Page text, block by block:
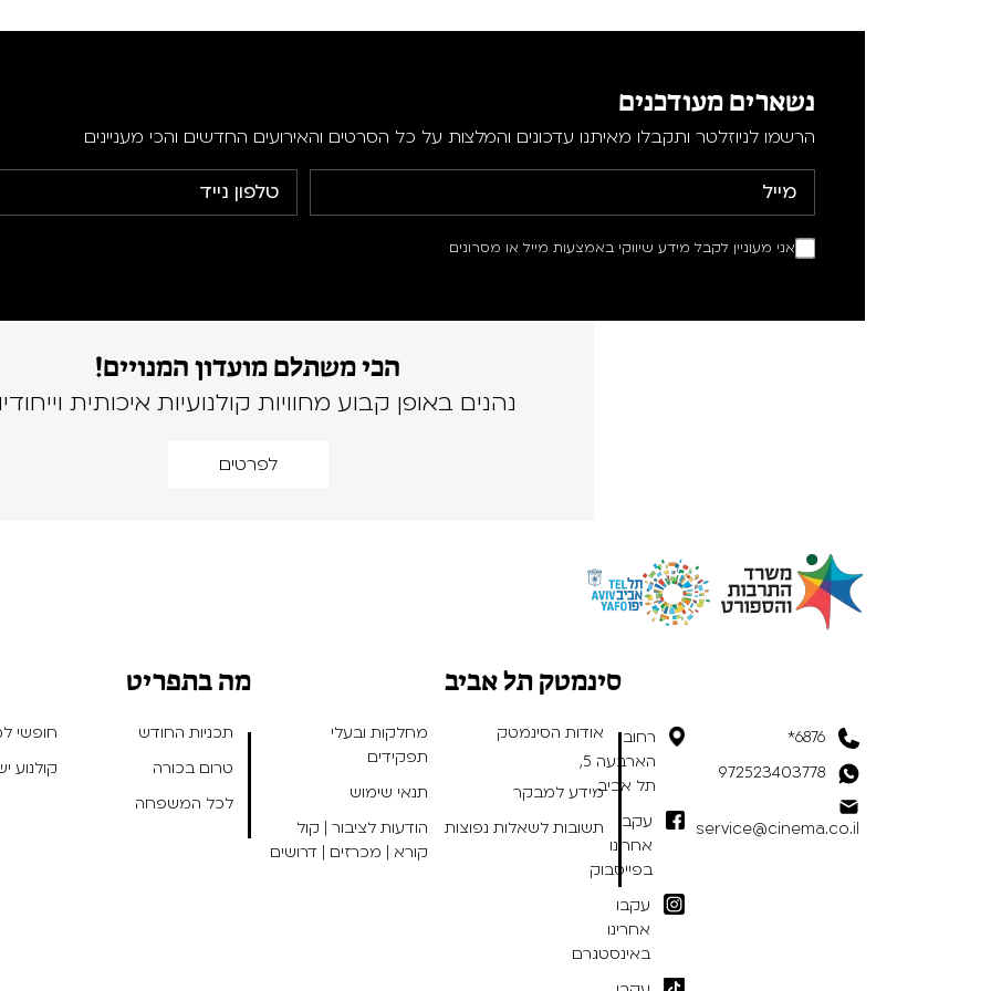
נשארים מעודכנים
הרשמו לניוזלטר ותקבלו מאיתנו עדכונים והמלצות על כל הסרטים והאירועים החדשים והכי מעניינים
אני מעוניין לקבל מידע שיווקי באמצעות מייל או מסרונים
הכי משתלם מועדון המנויים!
נהנים באופן קבוע מחוויות קולנועיות איכותית
לפרטים
6876*
972523403778
service@cinema.co.il
רחוב
הארבעה 5,
תל אביב
עקבו
אחרינו
בפייסבוק
עקבו
אחרינו
באינסטגרם
סינמטק תל אביב
אודות הסינמטק
מחלקות ובעלי
תפקידים
מידע למבקר
תנאי שימוש
תשובות לשאלות נפוצות
הודעות לציבור | קול
קורא | מכרזים | דרושים
מה בתפריט
תכניות החודש
חופשי
טרום בכורה
קולנוע
לכל המשפחה